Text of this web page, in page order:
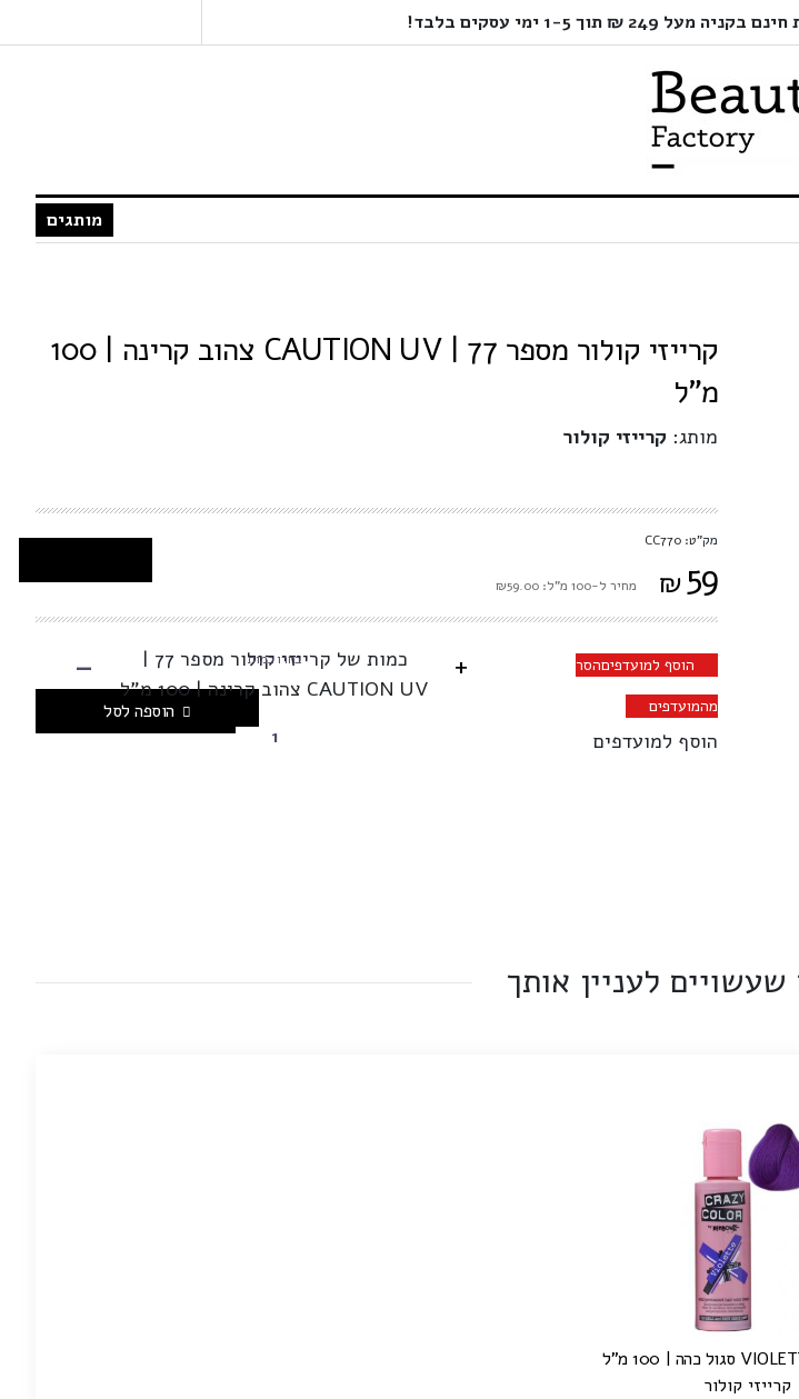
249 ₪ תוך 1-5 ימי עסקים בלבד!
מותגים
קרייזי קולור מספר 77 | CAUTION UV צהוב קרינה | 100
מ"ל
מותג: קרייזי קולור
מק"ט: CC770
₪59 מחיר ל-100 מ"ל: ₪59.00
+
כמות של קרייזי קולור מספר 77 |
CAUTION UV צהוב קרינה | 100 מ"ל
בחרו כמות -
הוספה לסל
הוסף למועדפיםהסר
מהמועדפים
הוסף למועדפים
שעשויים לעניין אותך
קרייזי קולור